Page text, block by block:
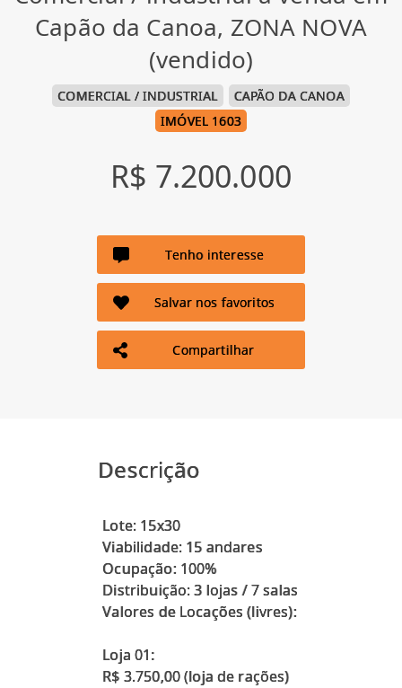
Capão da Canoa, ZONA NOVA
(vendido)
COMERCIAL / INDUSTRIAL
CAPÃO DA CANOA
IMÓVEL 1603
R$ 7.200.000
Tenho interesse
Salvar nos favoritos
Compartilhar
Descrição
Lote: 15x30
Viabilidade: 15 andares
Ocupação: 100%
Distribuição: 3 lojas / 7 salas
Valores de Locações (livres):
Loja 01:
R$ 3.750,00 (loja de rações)